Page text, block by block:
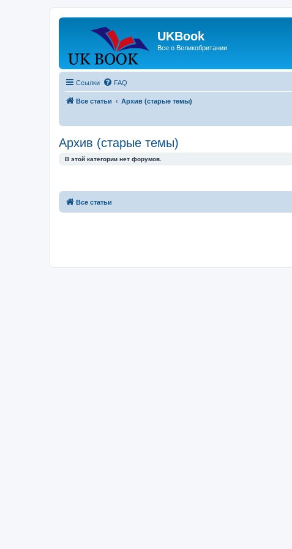
UKBook
Все о Великобритании
Ссылки FAQ
Все статьи Архив (старые темы)
Архив (старые темы)
В этой категории нет форумов.
Все статьи